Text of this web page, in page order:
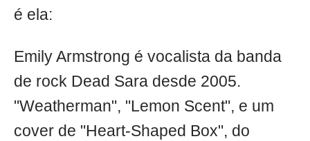
é ela:
Emily Armstrong é vocalista da banda
de rock Dead Sara desde 2005.
"Weatherman", "Lemon Scent", e um
cover de "Heart-Shaped Box", do